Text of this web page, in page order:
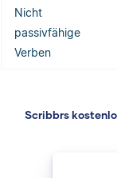
Nicht
passivfähige
Verben
Scribbrs